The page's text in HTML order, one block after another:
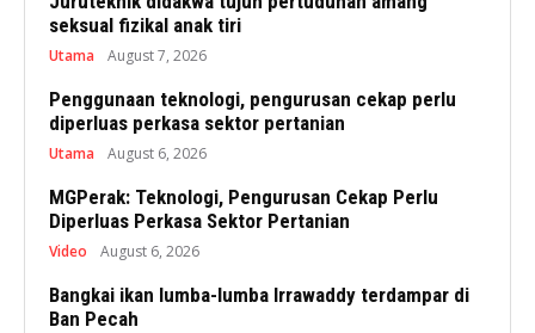
seksual fizikal anak tiri
Utama August 7, 2026
Penggunaan teknologi, pengurusan cekap perlu
diperluas perkasa sektor pertanian
Utama August 6, 2026
MGPerak: Teknologi, Pengurusan Cekap Perlu
Diperluas Perkasa Sektor Pertanian
Video August 6, 2026
Bangkai ikan lumba-lumba Irrawaddy terdampar di
Ban Pecah